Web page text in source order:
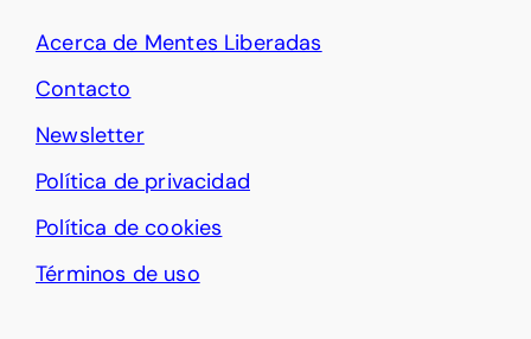
Acerca de Mentes Liberadas
Contacto
Newsletter
Política de privacidad
Política de cookies
Términos de uso